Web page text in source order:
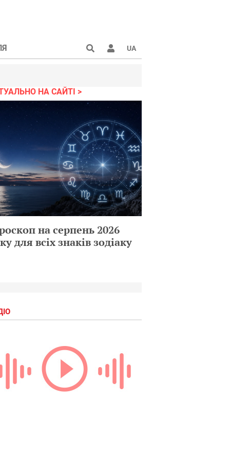
UA
НА САЙТІ
на серпень 2026
для всіх знаків зодіаку